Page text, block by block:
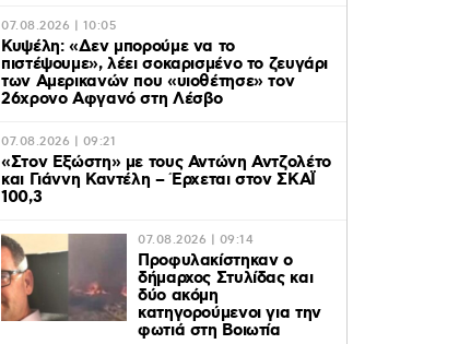
07.08.2026 | 10:05
Κυψέλη: «Δεν μπορούμε να το
πιστέψουμε», λέει σοκαρισμένο το ζευγάρι
των Αμερικανών που «υιοθέτησε» τον
26χρονο Αφγανό στη Λέσβο
07.08.2026 | 09:21
«Στον Εξώστη» με τους Αντώνη Αντζολέτο
και Γιάννη Καντέλη – Έρχεται στον ΣΚΑΪ
100,3
07.08.2026 | 09:14
Προφυλακίστηκαν ο
δήμαρχος Στυλίδας και
δύο ακόμη
κατηγορούμενοι για την
φωτιά στη Βοιωτία